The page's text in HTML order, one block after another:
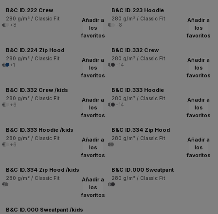
B&C ID.222 Crew
280 g/m² / Classic Fit
+8
B&C ID.223 Hoodie
280 g/m² / Classic Fit
+8
Añadir a
los
favoritos
B&C ID.224 Zip Hood
280 g/m² / Classic Fit
+1
Añadir a
los
favoritos
B&C ID.332 Crew
280 g/m² / Classic Fit
+14
Añadir a
los
favoritos
B&C ID.332 Crew /kids
280 g/m² / Classic Fit
+6
Añadir a
los
favoritos
B&C ID.333 Hoodie
280 g/m² / Classic Fit
+14
Añadir a
los
favoritos
B&C ID.333 Hoodie /kids
280 g/m² / Classic Fit
+6
Añadir a
los
favoritos
B&C ID.334 Zip Hood
280 g/m² / Classic Fit
Añadir a
los
favoritos
B&C ID.334 Zip Hood /kids
280 g/m² / Classic Fit
Añadir a
los
favoritos
B&C ID.000 Sweatpant
280 g/m² / Classic Fit
Añadir a
los
favoritos
B&C ID.000 Sweatpant /kids